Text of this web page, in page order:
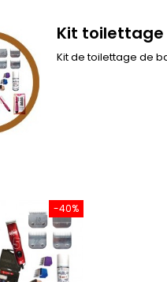
Kit toilettage
Kit de toilettage de
-40%